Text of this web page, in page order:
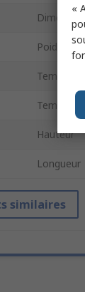
Dimensions
Poids
Hauteur
Longueur
similaires
«